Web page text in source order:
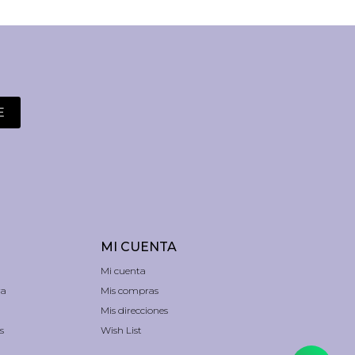
MI CUENTA
Mi cuenta
Mis compras
Mis direcciones
Wish List